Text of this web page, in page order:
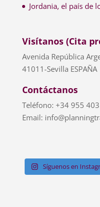
Jordania, el país de
Visítanos (Cita
Avenida República
41011-Sevilla ESPAÑA
Contáctanos
Teléfono: +34 955
Email:
Síguenos en